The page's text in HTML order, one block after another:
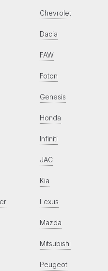
Chevrolet
Dacia
FAW
Foton
Genesis
Honda
Infiniti
JAC
Kia
Lexus
Mazda
Mitsubishi
Peugeot